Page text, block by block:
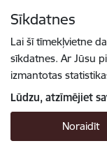
Sīkdatnes
Lai šī tīmekļvietne
sīkdatnes. Ar Jūsu
izmantotas
Lūdzu, atzīmējiet
Noraidīt